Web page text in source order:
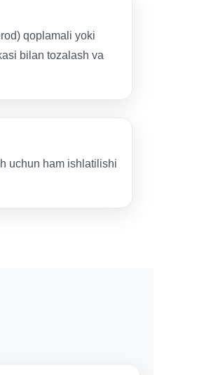
qoplamali yoki
bilan tozalash va
uchun ham ishlatilishi